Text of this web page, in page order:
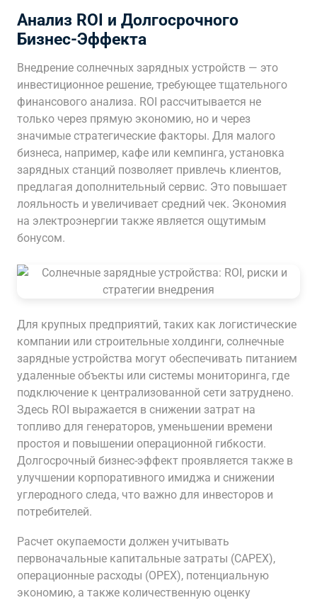
Анализ ROI и Долгосрочного
Бизнес-Эффекта
Внедрение солнечных зарядных устройств — это
инвестиционное решение, требующее тщательного
финансового анализа. ROI рассчитывается не
только через прямую экономию, но и через
значимые стратегические факторы. Для малого
бизнеса, например, кафе или кемпинга, установка
зарядных станций позволяет привлечь клиентов,
предлагая дополнительный сервис. Это повышает
лояльность и увеличивает средний чек. Экономия
на электроэнергии также является ощутимым
бонусом.
Для крупных предприятий, таких как логистические
компании или строительные холдинги, солнечные
зарядные устройства могут обеспечивать питанием
удаленные объекты или системы мониторинга, где
подключение к централизованной сети затруднено.
Здесь ROI выражается в снижении затрат на
топливо для генераторов, уменьшении времени
простоя и повышении операционной гибкости.
Долгосрочный бизнес-эффект проявляется также в
улучшении корпоративного имиджа и снижении
углеродного следа, что важно для инвесторов и
потребителей.
Расчет окупаемости должен учитывать
первоначальные капитальные затраты (CAPEX),
операционные расходы (OPEX), потенциальную
экономию, а также количественную оценку